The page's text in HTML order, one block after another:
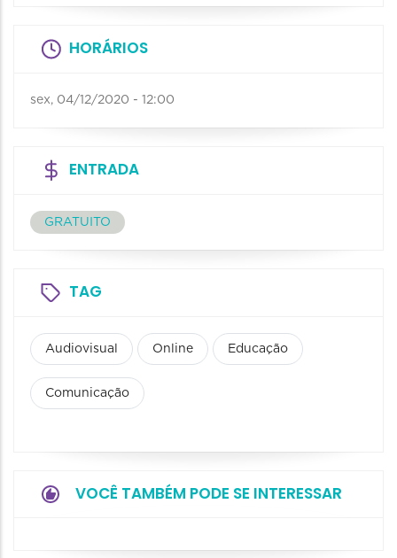
HORÁRIOS
sex, 04/12/2020 - 12:00
ENTRADA
GRATUITO
TAG
Audiovisual Online Educação
Comunicação
VOCÊ TAMBÉM PODE SE INTERESSAR